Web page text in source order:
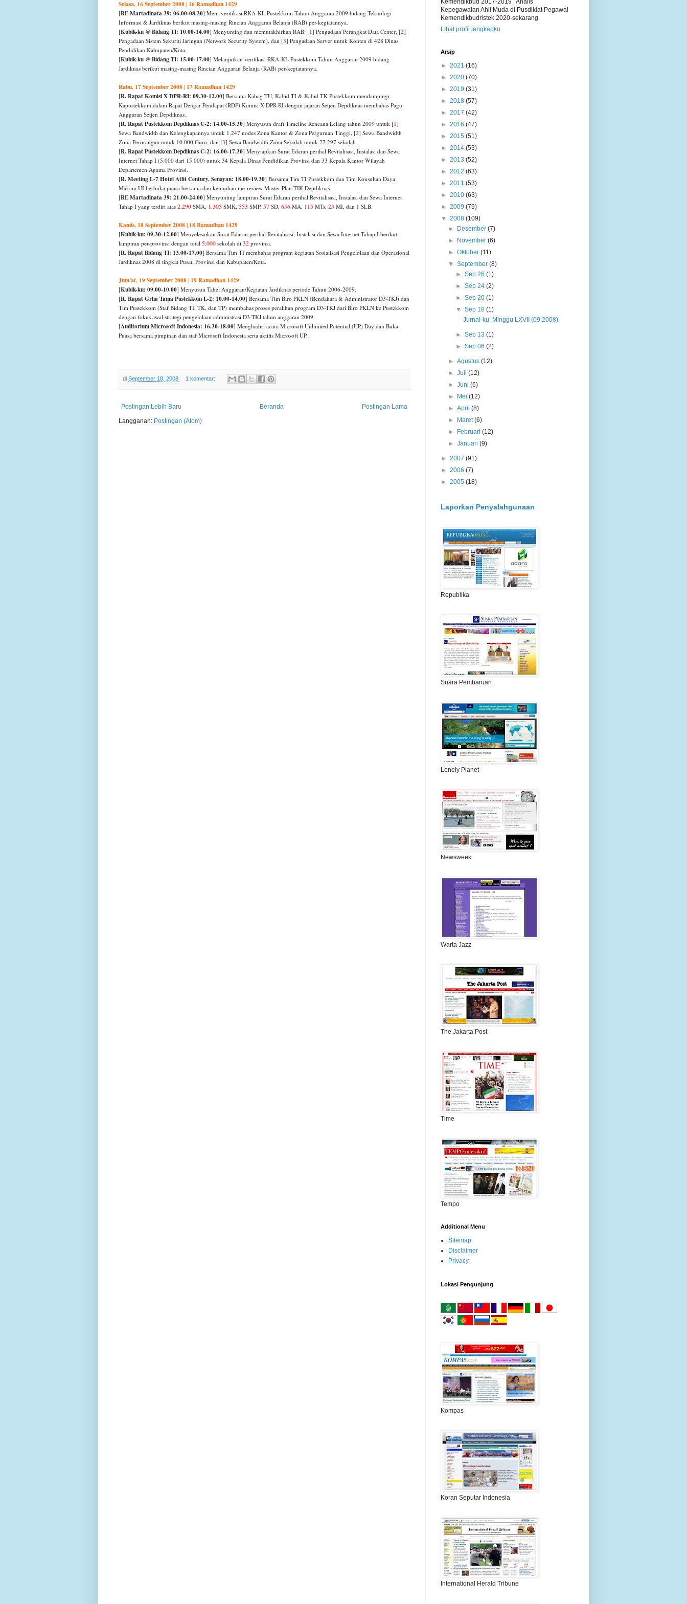
Selasa, 16 September 2008 | 16 Ramadhan 1429
[RE Martadinata 39: 06.00-08.30] Mem-verifikasi RKA-KL Pustekkom Tahun Anggaran 2009 bidang Teknologi
Informasi & Jardiknas berikut masing-masing Rincian Anggaran Belanja (RAB) per-kegiatannya.
[Kubik-ku @ Bidang TI: 10.00-14.00] Menyunting dan memutakhirkan RAB: [1] Pengadaan Perangkat Data Center, [2]
Pengadaan Sistem Sekuriti Jaringan (Network Security System), dan [3] Pengadaan Server untuk Konten di 428 Dinas
Pendidikan Kabupaten/Kota.
[Kubik-ku @ Bidang TI: 15.00-17.00] Melanjutkan verifikasi RKA-KL Pustekkom Tahun Anggaran 2009 bidang
Jardiknas berikut masing-masing Rincian Anggaran Belanja (RAB) per-kegiatannya.
Rabu, 17 September 2008 | 17 Ramadhan 1429
[R. Rapat Komisi X DPR-RI: 09.30-12.00] Bersama Kabag TU, Kabid TI & Kabid TK Pustekkom mendampingi
Kapustekkom dalam Rapat Dengar Pendapat (RDP) Komisi X DPR-RI dengan jajaran Setjen Depdiknas membahas Pagu
Anggaran Setjen Depdiknas.
[R. Rapat Pustekkom Depdiknas C-2: 14.00-15.30] Menyusun draft Timeline Rencana Lelang tahun 2009 untuk [1]
Sewa Bandwidth dan Kelengkapannya untuk 1.247 nodes Zona Kantor & Zona Perguruan Tinggi, [2] Sewa Bandwidth
Zona Perorangan untuk 10.000 Guru, dan [3] Sewa Bandwidth Zona Sekolah untuk 27.297 sekolah.
[R. Rapat Pustekkom Depdiknas C-2: 16.00-17.30] Menyiapkan Surat Edaran perihal Revitalisasi, Instalasi dan Sewa
Internet Tahap I (5.000 dari 15.000) untuk 34 Kepala Dinas Pendidikan Provinsi dan 33 Kepala Kantor Wilayah
Departemen Agama Provinsi.
[R. Meeting L-7 Hotel Atlit Century, Senayan: 18.00-19.30] Bersama Tim TI Pustekkom dan Tim Konsultan Daya
Makara UI berbuka puasa bersama dan kemudian me-review Master Plan TIK Depdiknas.
[RE Martadinata 39: 21.00-24.00] Menyunting lampiran Surat Edaran perihal Revitalisasi, Instalasi dan Sewa Internet
Tahap I yang terdiri atas 2.290 SMA, 1.305 SMK, 553 SMP, 57 SD, 656 MA, 115 MTs, 23 MI, dan 1 SLB.
Kamis, 18 September 2008 | 18 Ramadhan 1429
[Kubik-ku: 09.30-12.00] Menyelesaikan Surat Edaran perihal Revitalisasi, Instalasi dan Sewa Internet Tahap I berikut
lampiran per-provinsi dengan total 5.000 sekolah di 32 provinsi.
[R. Rapat Bidang TI: 13.00-17.00] Bersama Tim TI membahas program kegiatan Sosialisasi Pengelolaan dan Operasional
Jardiknas 2008 di tingkat Pusat, Provinsi dan Kabupaten/Kota.
Jum'at, 19 September 2008 | 19 Ramadhan 1429
[Kubik-ku: 09.00-10.00] Menyusun Tabel Anggaran/Kegiatan Jardiknas periode Tahun 2006-2009.
[R. Rapat Grha Tama Pustekkom L-2: 10.00-14.00] Bersama Tim Biro PKLN (Bendahara & Administrator D3-TKJ) dan
Tim Pustekkom (Staf Bidang TI, TK, dan TP) membahas proses peralihan program D3-TKJ dari Biro PKLN ke Pustekkom
dengan fokus awal strategi pengelolaan administrasi D3-TKJ tahun anggaran 2009.
[Auditorium Microsoft Indonesia: 16.30-18.00] Menghadiri acara Microsoft Unlimited Potential (UP) Day dan Buka
Puasa bersama pimpinan dan staf Microsoft Indonesia serta aktifis Microsoft UP.
di September 18, 2008 1 komentar:
Postingan Lebih Baru Postingan Lama
Beranda
Langganan: Postingan (Atom)
Kemendikbud 2017-2019 | Analis
Kepegawaian Ahli Muda di Pusdiklat Pegawai
Kemendikbudristek 2020-sekarang
Lihat profil lengkapku
Arsip
► 2021 (16)
► 2020 (70)
► 2019 (31)
► 2018 (57)
► 2017 (42)
► 2016 (47)
► 2015 (51)
► 2014 (53)
► 2013 (52)
► 2012 (63)
► 2011 (53)
► 2010 (63)
► 2009 (79)
▼ 2008 (109)
►
Desember(7)
►
November(6)
►Oktober(11)
▼September(8)
► Sep 26 (1)
► Sep 24 (2)
► Sep 20 (1)
▼ Sep 18 (1)
Jurnal-ku: Minggu LXVII (09.2008)
► Sep 13 (1)
► Sep 06 (2)
►Agustus(12)
►Juli(12)
►Juni(6)
►
Mei(12)
►April(8)
►
Maret(6)
►
Februari(12)
►Januari(9)
► 2007 (91)
► 2006 (7)
► 2005 (18)
Laporkan Penyalahgunaan
Republika
Suara Pembaruan
Lonely Planet
Newsweek
Warta Jazz
The Jakarta Post
Time
Tempo
Additional Menu
Sitemap
Disclaimer
Privacy
Lokasi Pengunjung
Kompas
Koran Seputar Indonesia
International Herald Tribune